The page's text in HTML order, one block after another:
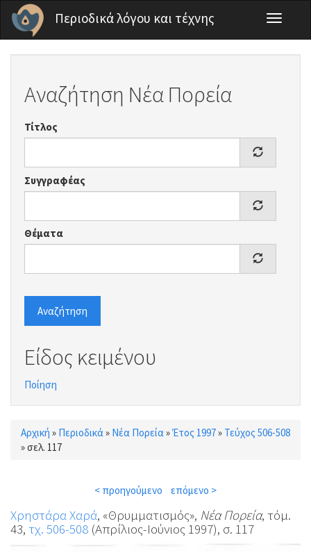
Παράκαμψη προς το κυρίως περιεχόμενο
Περιοδικά λόγου και τέχνης
Toggle
Αναζήτηση Νέα Πορεία
Τίτλος
Συγγραφέας
Θέματα
Αναζήτηση
Είδος κειμένου
Ποίηση
Είστε εδώ
Αρχική » Περιοδικά » Νέα Πορεία »Έτος 1997» Τεύχος 506-508
»σελ. 117
< προηγούμενο επόμενο >
Χρηστάρα Χαρά, «Θρυμματισμός», Νέα Πορεία, τόμ.
43, τχ. 506-508 (Απρίλιος-Ιούνιος 1997), σ. 117